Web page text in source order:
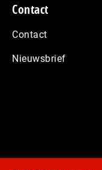
Contact
Contact
Nieuwsbrief